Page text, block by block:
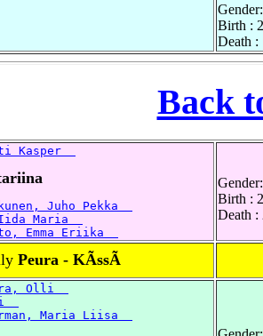
Birth :
Death :
Back
Kasper
Juho Pekka
Iida Maria
Emma Eriika
Birth :
Death :
Peura - KÃssÃ
Olli
Maria Liisa